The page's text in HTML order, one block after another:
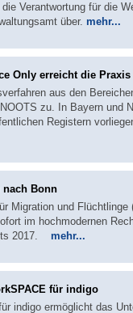
Verantwortung für die
über. mehr...
Only erreicht die Praxis
aus den
zu. In Bayern und
Registern
nach Bonn
Migration und
im hochmodernen
2017. mehr...
für indigo
indigo ermöglicht das